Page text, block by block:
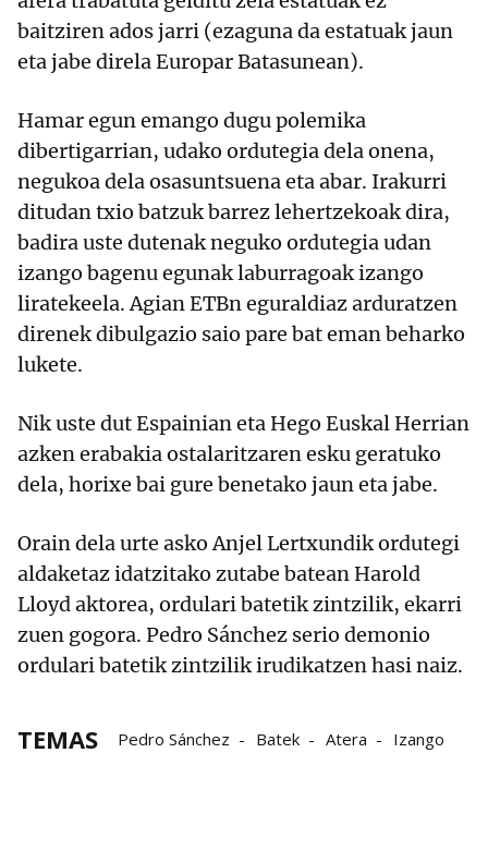
baitziren ados jarri (ezaguna da estatuak jaun
eta jabe direla Europar Batasunean).
Hamar egun emango dugu polemika
dibertigarrian, udako ordutegia dela onena,
negukoa dela osasuntsuena eta abar. Irakurri
ditudan txio batzuk barrez lehertzekoak dira,
badira uste dutenak neguko ordutegia udan
izango bagenu egunak laburragoak izango
liratekeela. Agian ETBn eguraldiaz arduratzen
direnek dibulgazio saio pare bat eman beharko
lukete.
Nik uste dut Espainian eta Hego Euskal Herrian
azken erabakia ostalaritzaren esku geratuko
dela, horixe bai gure benetako jaun eta jabe.
Orain dela urte asko Anjel Lertxundik ordutegi
aldaketaz idatzitako zutabe batean Harold
Lloyd aktorea, ordulari batetik zintzilik, ekarri
zuen gogora. Pedro Sánchez serio demonio
ordulari batetik zintzilik irudikatzen hasi naiz.
TEMAS Pedro Sánchez Batek Atera Izango